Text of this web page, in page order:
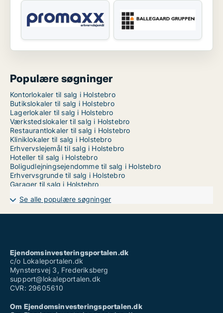
Populære søgninger
Kontorlokaler til salg i Holstebro
Butikslokaler til salg i Holstebro
Lagerlokaler til salg i Holstebro
Værkstedslokaler til salg i Holstebro
Restaurantlokaler til salg i Holstebro
Kliniklokaler til salg i Holstebro
Erhvervslejemål til salg i Holstebro
Hoteller til salg i Holstebro
Boligudlejningsejendomme til salg i Holstebro
Erhvervsgrunde til salg i Holstebro
Garager til salg i Holstebro
Se alle populære søgninger
Ejendomsinvesteringsportalen.dk
c/o Lokaleportalen.dk
Mynstersvej 3, Frederiksberg
support@lokaleportalen.dk
CVR: 29605610
Om Ejendomsinvesteringsportalen.dk